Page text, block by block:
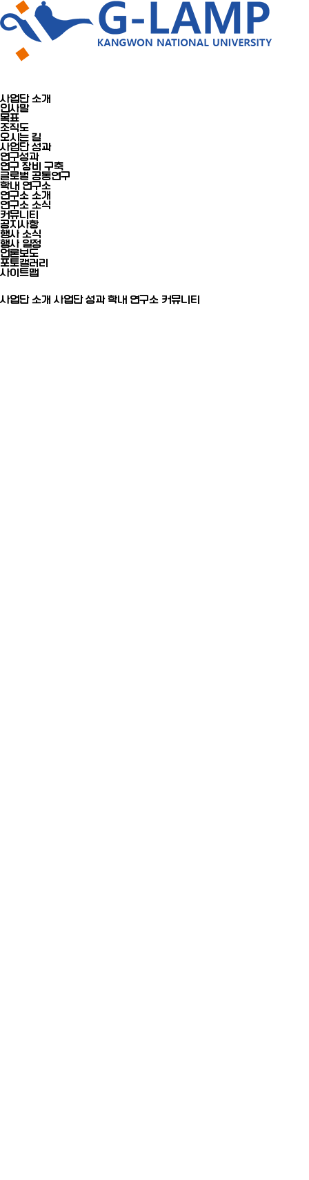
사업단 소개
인사말
목표
조직도
오시는 길
사업단 성과
연구성과
연구 장비 구축
글로벌 공동연구
학내 연구소
연구소 소개
연구소 소식
커뮤니티
공지사항
행사 소식
행사 일정
언론보도
포토갤러리
사이트맵
사업단 소개 사업단 성과 학내 연구소 커뮤니티